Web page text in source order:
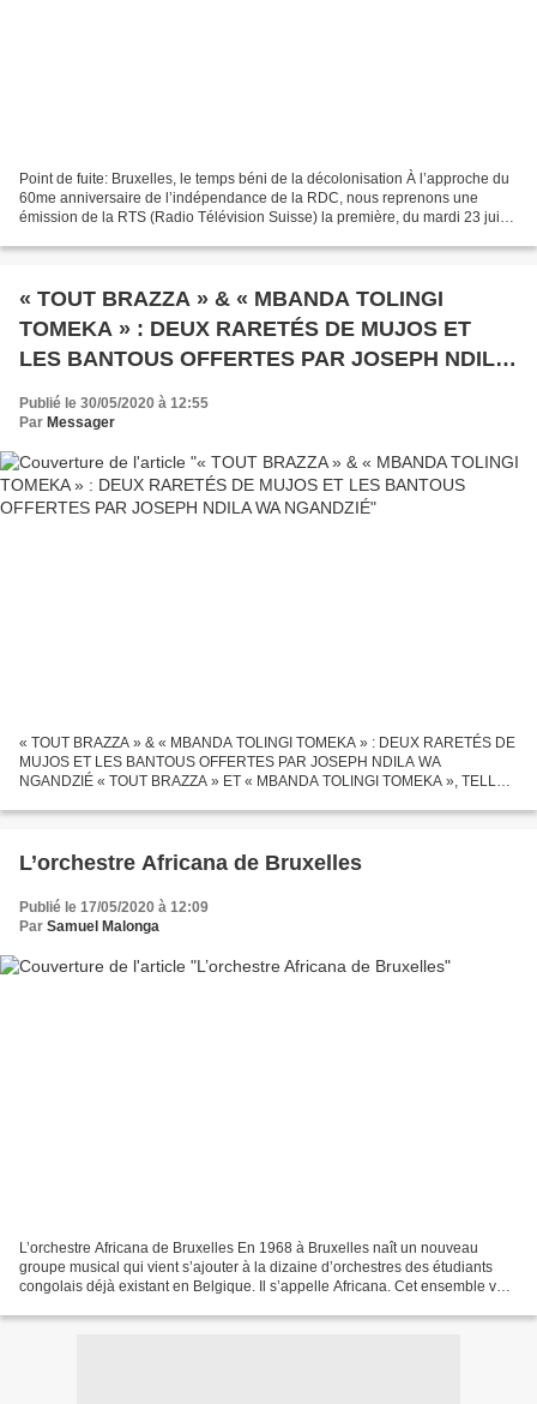
Point de fuite: Bruxelles, le temps béni de la décolonisation À l’approche du
60me anniversaire de l’indépendance de la RDC, nous reprenons une
émission de la RTS (Radio Télévision Suisse) la première, du mardi 23 juin
« TOUT BRAZZA » & « MBANDA TOLINGI
TOMEKA » : DEUX RARETÉS DE MUJOS ET
LES BANTOUS OFFERTES PAR JOSEPH NDILA
Publié le 30/05/2020 à 12:55
Par Messager
« TOUT BRAZZA » & « MBANDA TOLINGI TOMEKA » : DEUX RARETÉS DE
MUJOS ET LES BANTOUS OFFERTES PAR JOSEPH NDILA WA
NGANDZIÉ « TOUT BRAZZA » ET « MBANDA TOLINGI TOMEKA », TELLES
CAPITALE que JOSEPH NDILA...
L’orchestre Africana de Bruxelles
Publié le 17/05/2020 à 12:09
Par Samuel Malonga
L’orchestre Africana de Bruxelles En 1968 à Bruxelles naît un nouveau
groupe musical qui vient s’ajouter à la dizaine d’orchestres des étudiants
congolais déjà existant en Belgique. Il s’appelle Africana. Cet ensemble veut